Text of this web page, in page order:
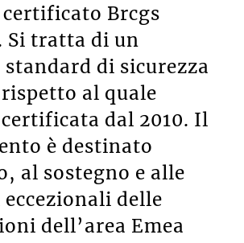
Brcgs
Si tratta di un
di sicurezza
al quale
certificata dal 2010. Il
è destinato
al sostegno e alle
delle
dell’area Emea